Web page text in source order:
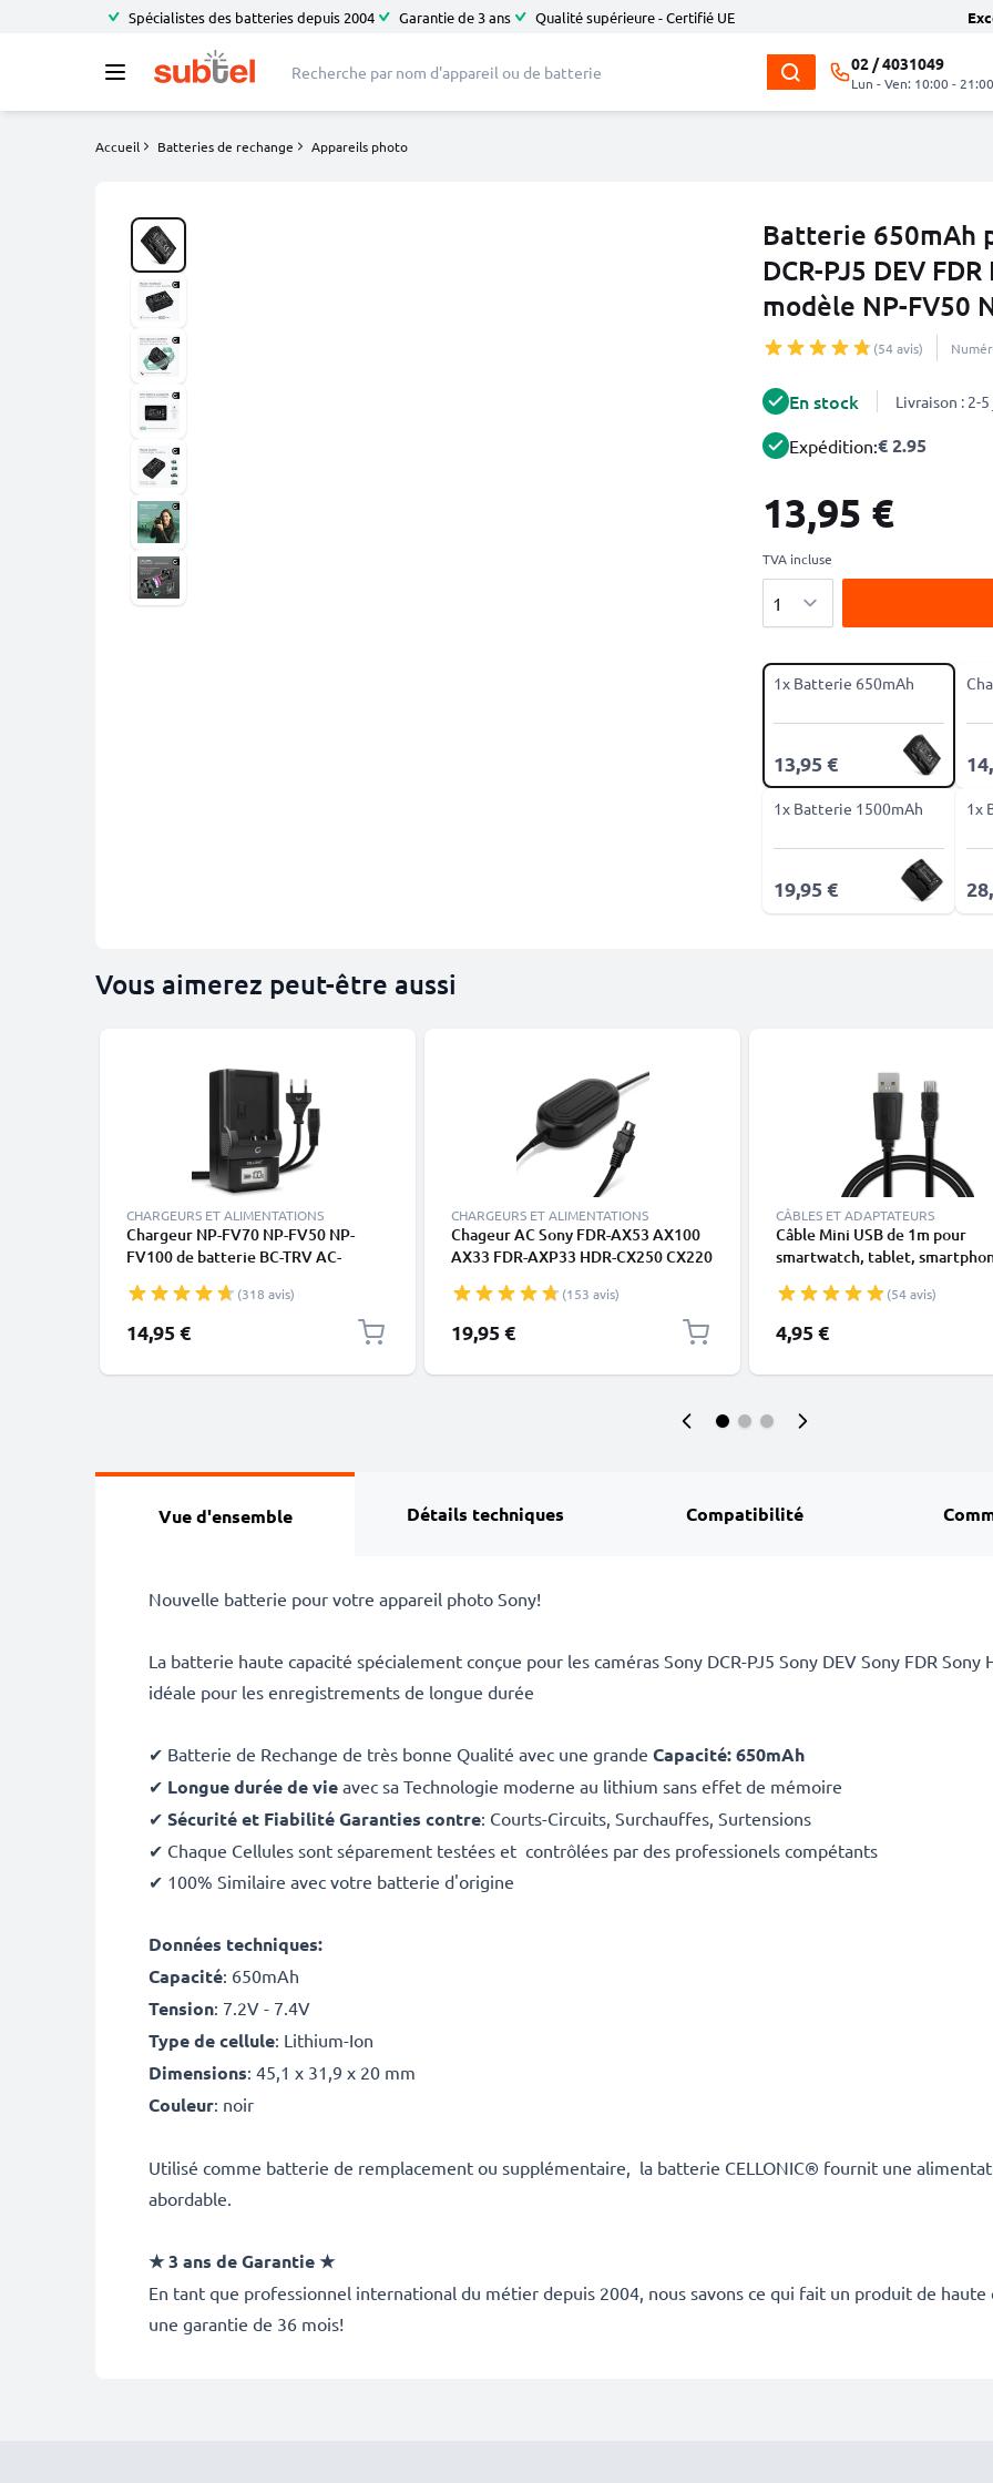
Spécialistes des batteries depuis 2004 Garantie de 3 ans Qualité supérieure - Certifié UE
02 / 4031049
Lun - Ven: 10:00 - 21:00
Accueil Batteries de rechange Appareils photo
Batterie 650mAh
DCR-PJ5 DEV
modèle NP-FV50
(54 avis)
En stock Livraison : 2-
Expédition:€ 2.95
13,95 €
TVA incluse
1x Batterie 650mAh
13,95 €
1x Batterie 1500mAh
19,95 €
1x
Vous aimerez peut-être aussi
CHARGEURS ET ALIMENTATIONS
Chargeur NP-FV70 NP-FV50 NP-
FV100 de batterie BC-TRV AC-
FDR-AX100 AX100e FDR-AX33 FDR-
AX53 de CELLONIC
(318 avis)
14,95 €
CHARGEURS ET ALIMENTATIONS
Chageur AC Sony FDR-AX53 AX100
AX33 FDR-AXP33 HDR-CX250 CX220
HDR-XR550 - Dummy Battery AC-
L20,AC-L25,AC-L200 avec Câble de
ca. 3m de subtel
(153 avis)
19,95 €
CÂBLES ET ADAPTATEURS
Câble Mini USB de 1m pour
smartwatch, tablet,
PVC
(54 avis)
4,95 €
Vue d'ensemble Détails techniques Compatibilité
Nouvelle batterie pour votre appareil photo Sony!
La batterie haute capacité spécialement conçue pour les caméras Sony DCR-PJ5 Sony DEV Sony FDR
idéale pour les enregistrements de longue durée
✔ Batterie de Rechange de très bonne Qualité avec une grande Capacité: 650mAh
✔ Longue durée de vie avec sa Technologie moderne au lithium sans effet de mémoire
✔ Sécurité et Fiabilité Garanties contre: Courts-Circuits, Surchauffes, Surtensions
✔ Chaque Cellules sont séparement testées et contrôlées par des professionels compétants
✔ 100% Similaire avec votre batterie d'origine
Données techniques:
Capacité: 650mAh
Tension: 7.2V - 7.4V
Type de cellule: Lithium-Ion
Dimensions: 45,1 x 31,9 x 20 mm
Couleur: noir
Utilisé comme batterie de remplacement ou supplémentaire, la batterie CELLONIC® fournit une
abordable.
★ 3 ans de Garantie ★
En tant que professionnel international du métier depuis 2004, nous savons ce qui fait un produit de
une garantie de 36 mois!